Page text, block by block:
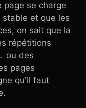
page se charge
stable et que les
on sait que la
répétitions
ou des
pages
qu'il faut